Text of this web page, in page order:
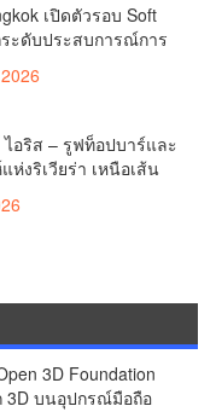
เปิดตัวรอบ Soft
ะดับประสบการณ์การ
อริส – รูฟท็อปบาร์และ
ห่งริเวียร่า เหนือเส้น
ฯ
3D Foundation
3D บนอุปกรณ์มือถือ